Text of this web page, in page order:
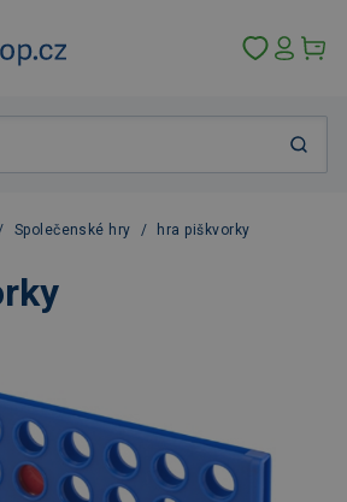
Společenské hry / hra piškvorky